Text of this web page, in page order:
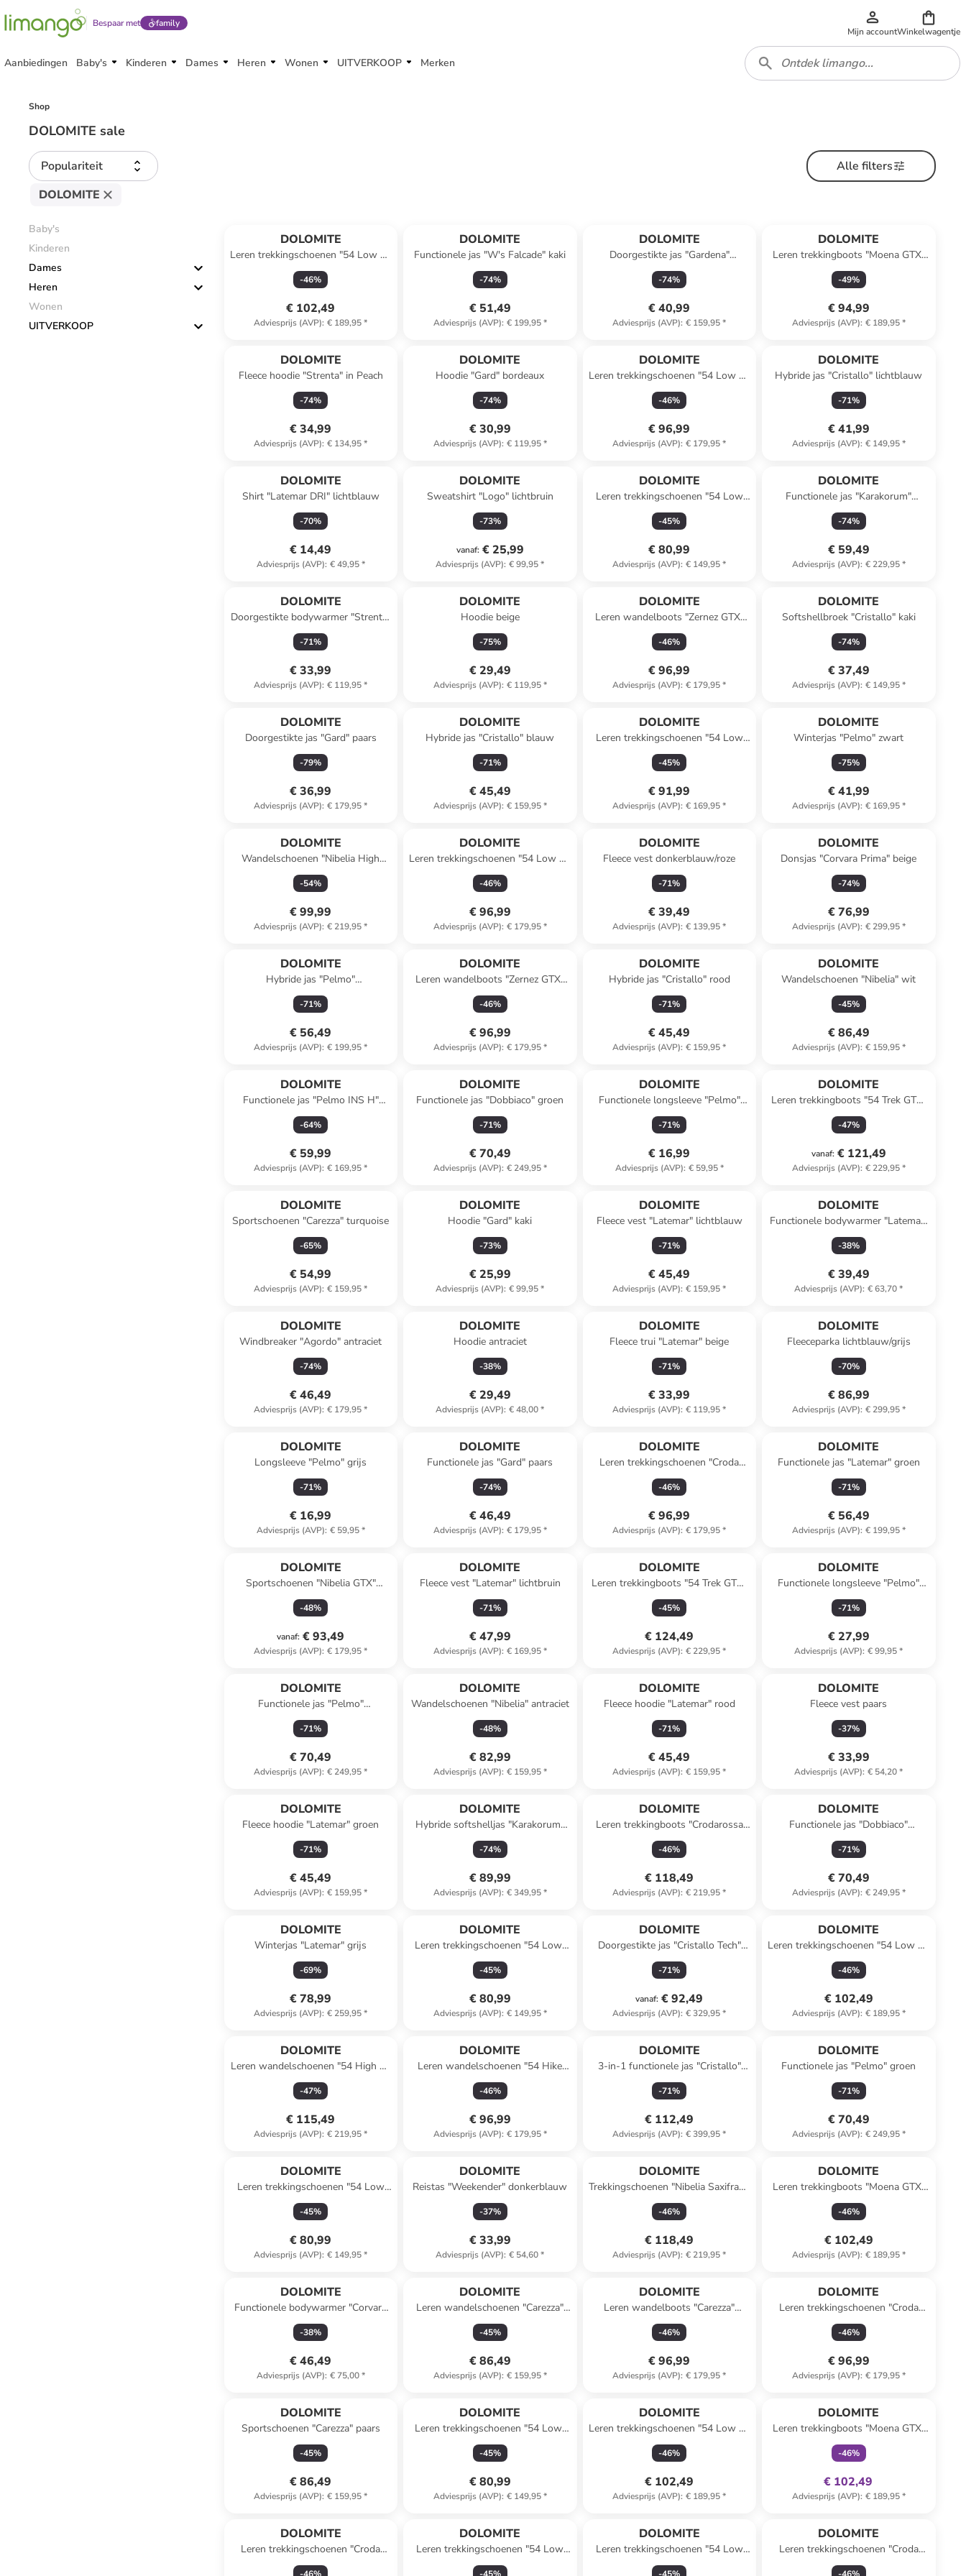
Bespaar met family
Mijn accountWinkelwagentje
Aanbiedingen Baby's Kinderen Dames Heren Wonen UITVERKOOP Merken
Shop
DOLOMITE sale
Populariteit
Alle filters
DOLOMITE
Baby's
Kinderen
Dames
Heren
Wonen
UITVERKOOP
DOLOMITE
Leren trekkingschoenen "54 Low Fg
GTX" zwart
-46%
€ 102,49
Adviesprijs (AVP): € 189,95*
DOLOMITE
Functionele jas "W's Falcade" kaki
-74%
€ 51,49
Adviesprijs (AVP): € 199,95*
DOLOMITE
Doorgestikte jas "Gardena"
donkerblauw
-74%
€ 40,99
Adviesprijs (AVP): € 159,95*
DOLOMITE
Leren trekkingboots "Moena GTX"
lichtblauw
-49%
€ 94,99
Adviesprijs (AVP): € 189,95*
DOLOMITE
Fleece hoodie "Strenta" in Peach
-74%
€ 34,99
Adviesprijs (AVP): € 134,95*
DOLOMITE
Hoodie "Gard" bordeaux
-74%
€ 30,99
Adviesprijs (AVP): € 119,95*
DOLOMITE
Leren trekkingschoenen "54 Low Fg
Evo GTX" lichtbruin
-46%
€ 96,99
Adviesprijs (AVP): € 179,95*
DOLOMITE
Hybride jas "Cristallo" lichtblauw
-71%
€ 41,99
Adviesprijs (AVP): € 149,95*
DOLOMITE
Shirt "Latemar DRI" lichtblauw
-70%
€ 14,49
Adviesprijs (AVP): € 49,95*
DOLOMITE
Sweatshirt "Logo" lichtbruin
-73%
vanaf: € 25,99
Adviesprijs (AVP): € 99,95*
DOLOMITE
Leren trekkingschoenen "54 Low
Evo" bordeaux
-45%
€ 80,99
Adviesprijs (AVP): € 149,95*
DOLOMITE
Functionele jas "Karakorum"
lichtroze
-74%
€ 59,49
Adviesprijs (AVP): € 229,95*
DOLOMITE
Doorgestikte bodywarmer "Strenta"
lichtbruin
-71%
€ 33,99
Adviesprijs (AVP): € 119,95*
DOLOMITE
Hoodie beige
-75%
€ 29,49
Adviesprijs (AVP): € 119,95*
DOLOMITE
Leren wandelboots "Zernez GTX"
grijs
-46%
€ 96,99
Adviesprijs (AVP): € 179,95*
DOLOMITE
Softshellbroek "Cristallo" kaki
-74%
€ 37,49
Adviesprijs (AVP): € 149,95*
DOLOMITE
Doorgestikte jas "Gard" paars
-79%
€ 36,99
Adviesprijs (AVP): € 179,95*
DOLOMITE
Hybride jas "Cristallo" blauw
-71%
€ 45,49
Adviesprijs (AVP): € 159,95*
DOLOMITE
Leren trekkingschoenen "54 Low
GTX" blauw
-45%
€ 91,99
Adviesprijs (AVP): € 169,95*
DOLOMITE
Winterjas "Pelmo" zwart
-75%
€ 41,99
Adviesprijs (AVP): € 169,95*
DOLOMITE
Wandelschoenen "Nibelia High
GTX" beige/zwart
-54%
€ 99,99
Adviesprijs (AVP): € 219,95*
DOLOMITE
Leren trekkingschoenen "54 Low Fg
Evo GTX" groen
-46%
€ 96,99
Adviesprijs (AVP): € 179,95*
DOLOMITE
Fleece vest donkerblauw/roze
-71%
€ 39,49
Adviesprijs (AVP): € 139,95*
DOLOMITE
Donsjas "Corvara Prima" beige
-74%
€ 76,99
Adviesprijs (AVP): € 299,95*
DOLOMITE
Hybride jas "Pelmo"
donkerblauw/blauw
-71%
€ 56,49
Adviesprijs (AVP): € 199,95*
DOLOMITE
Leren wandelboots "Zernez GTX"
grijs
-46%
€ 96,99
Adviesprijs (AVP): € 179,95*
DOLOMITE
Hybride jas "Cristallo" rood
-71%
€ 45,49
Adviesprijs (AVP): € 159,95*
DOLOMITE
Wandelschoenen "Nibelia" wit
-45%
€ 86,49
Adviesprijs (AVP): € 159,95*
DOLOMITE
Functionele jas "Pelmo INS H"
zwart
-64%
€ 59,99
Adviesprijs (AVP): € 169,95*
DOLOMITE
Functionele jas "Dobbiaco" groen
-71%
€ 70,49
Adviesprijs (AVP): € 249,95*
DOLOMITE
Functionele longsleeve "Pelmo"
beige
-71%
€ 16,99
Adviesprijs (AVP): € 59,95*
DOLOMITE
Leren trekkingboots "54 Trek GTX"
roze
-47%
vanaf: € 121,49
Adviesprijs (AVP): € 229,95*
DOLOMITE
Sportschoenen "Carezza" turquoise
-65%
€ 54,99
Adviesprijs (AVP): € 159,95*
DOLOMITE
Hoodie "Gard" kaki
-73%
€ 25,99
Adviesprijs (AVP): € 99,95*
DOLOMITE
Fleece vest "Latemar" lichtblauw
-71%
€ 45,49
Adviesprijs (AVP): € 159,95*
DOLOMITE
Functionele bodywarmer "Latemar"
donkerblauw
-38%
€ 39,49
Adviesprijs (AVP): € 63,70*
DOLOMITE
Windbreaker "Agordo" antraciet
-74%
€ 46,49
Adviesprijs (AVP): € 179,95*
DOLOMITE
Hoodie antraciet
-38%
€ 29,49
Adviesprijs (AVP): € 48,00*
DOLOMITE
Fleece trui "Latemar" beige
-71%
€ 33,99
Adviesprijs (AVP): € 119,95*
DOLOMITE
Fleeceparka lichtblauw/grijs
-70%
€ 86,99
Adviesprijs (AVP): € 299,95*
DOLOMITE
Longsleeve "Pelmo" grijs
-71%
€ 16,99
Adviesprijs (AVP): € 59,95*
DOLOMITE
Functionele jas "Gard" paars
-74%
€ 46,49
Adviesprijs (AVP): € 179,95*
DOLOMITE
Leren trekkingschoenen "Croda
Nera GTX" rood
-46%
€ 96,99
Adviesprijs (AVP): € 179,95*
DOLOMITE
Functionele jas "Latemar" groen
-71%
€ 56,49
Adviesprijs (AVP): € 199,95*
DOLOMITE
Sportschoenen "Nibelia GTX"
zwart/beige/oranje
-48%
vanaf: € 93,49
Adviesprijs (AVP): € 179,95*
DOLOMITE
Fleece vest "Latemar" lichtbruin
-71%
€ 47,99
Adviesprijs (AVP): € 169,95*
DOLOMITE
Leren trekkingboots "54 Trek GTX"
lichtbruin
-45%
€ 124,49
Adviesprijs (AVP): € 229,95*
DOLOMITE
Functionele longsleeve "Pelmo"
donkerblauw
-71%
€ 27,99
Adviesprijs (AVP): € 99,95*
DOLOMITE
Functionele jas "Pelmo"
paars/donkerblauw
-71%
€ 70,49
Adviesprijs (AVP): € 249,95*
DOLOMITE
Wandelschoenen "Nibelia" antraciet
-48%
€ 82,99
Adviesprijs (AVP): € 159,95*
DOLOMITE
Fleece hoodie "Latemar" rood
-71%
€ 45,49
Adviesprijs (AVP): € 159,95*
DOLOMITE
Fleece vest paars
-37%
€ 33,99
Adviesprijs (AVP): € 54,20*
DOLOMITE
Fleece hoodie "Latemar" groen
-71%
€ 45,49
Adviesprijs (AVP): € 159,95*
DOLOMITE
Hybride softshelljas "Karakorum"
beige
-74%
€ 89,99
Adviesprijs (AVP): € 349,95*
DOLOMITE
Leren trekkingboots "Crodarossa
High GTX" grijs
-46%
€ 118,49
Adviesprijs (AVP): € 219,95*
DOLOMITE
Functionele jas "Dobbiaco"
lichtbruin
-71%
€ 70,49
Adviesprijs (AVP): € 249,95*
DOLOMITE
Winterjas "Latemar" grijs
-69%
€ 78,99
Adviesprijs (AVP): € 259,95*
DOLOMITE
Leren trekkingschoenen "54 Low"
kaki
-45%
€ 80,99
Adviesprijs (AVP): € 149,95*
DOLOMITE
Doorgestikte jas "Cristallo Tech"
zwart
-71%
vanaf: € 92,49
Adviesprijs (AVP): € 329,95*
DOLOMITE
Leren trekkingschoenen "54 Low Fg
Evo GTX" grijs
-46%
€ 102,49
Adviesprijs (AVP): € 189,95*
DOLOMITE
Leren wandelschoenen "54 High Fg
GTX" zwart/beige
-47%
€ 115,49
Adviesprijs (AVP): € 219,95*
DOLOMITE
Leren wandelschoenen "54 Hike
Low Evo GTX" grijs/zwart
-46%
€ 96,99
Adviesprijs (AVP): € 179,95*
DOLOMITE
3-in-1 functionele jas "Cristallo"
groen
-71%
€ 112,49
Adviesprijs (AVP): € 399,95*
DOLOMITE
Functionele jas "Pelmo" groen
-71%
€ 70,49
Adviesprijs (AVP): € 249,95*
DOLOMITE
Leren trekkingschoenen "54 Low
Evo" lichtbruin
-45%
€ 80,99
Adviesprijs (AVP): € 149,95*
DOLOMITE
Reistas "Weekender" donkerblauw
-37%
€ 33,99
Adviesprijs (AVP): € 54,60*
DOLOMITE
Trekkingschoenen "Nibelia Saxifraga
2.0 High" grijs
-46%
€ 118,49
Adviesprijs (AVP): € 219,95*
DOLOMITE
Leren trekkingboots "Moena GTX"
donkerblauw
-46%
€ 102,49
Adviesprijs (AVP): € 189,95*
DOLOMITE
Functionele bodywarmer "Corvara
Light" paars
-38%
€ 46,49
Adviesprijs (AVP): € 75,00*
DOLOMITE
Leren wandelschoenen "Carezza"
donkerblauw
-45%
€ 86,49
Adviesprijs (AVP): € 159,95*
DOLOMITE
Leren wandelboots "Carezza"
lichtbruin
-46%
€ 96,99
Adviesprijs (AVP): € 179,95*
DOLOMITE
Leren trekkingschoenen "Croda
Nera GTX" grijs
-46%
€ 96,99
Adviesprijs (AVP): € 179,95*
DOLOMITE
Sportschoenen "Carezza" paars
-45%
€ 86,49
Adviesprijs (AVP): € 159,95*
DOLOMITE
Leren trekkingschoenen "54 Low"
groen
-45%
€ 80,99
Adviesprijs (AVP): € 149,95*
DOLOMITE
Leren trekkingschoenen "54 Low Fg
Evo GTX" lichtbruin
-46%
€ 102,49
Adviesprijs (AVP): € 189,95*
DOLOMITE
Leren trekkingboots "Moena GTX"
groen
-46%
€ 102,49
Adviesprijs (AVP): € 189,95*
DOLOMITE
Leren trekkingschoenen "Croda
Nera GTX" mauve
DOLOMITE
Leren trekkingschoenen "54 Low
Evo" oranje
DOLOMITE
Leren trekkingschoenen "54 Low
GTX" grijs
DOLOMITE
Leren trekkingschoenen "Croda
Nera GTX" antraciet